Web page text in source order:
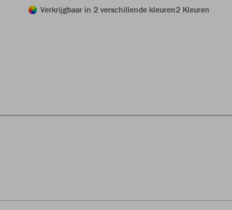
Verkrijgbaar in 2 verschillende kleuren2 Kleuren